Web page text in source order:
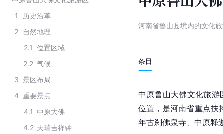
1
历史沿革
2
自然地理
2.1 位置区域
2.2 气候
3 景区布局
4 重要景点
4.1 中原大佛
4.2 天瑞吉祥钟
河南省鲁山县境内的文化
条目
中原鲁山大佛文化旅游
位置，是河南省重点扶
年古刹佛泉寺、中原释